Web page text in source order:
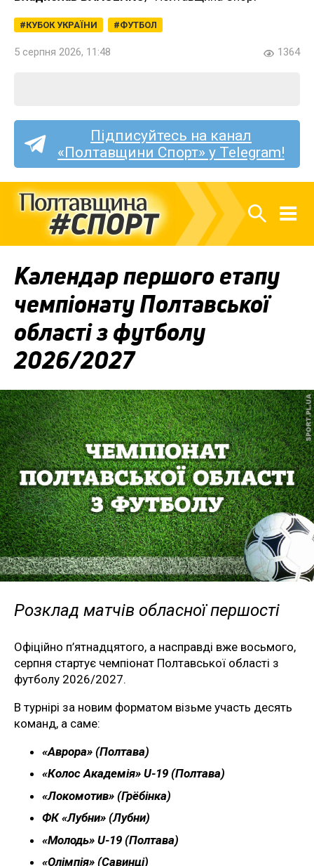
КУБОК УКРАЇНИ ФУТБОЛ
5 серпня 2026, 11:48 1364
Підписуйтесь на канал
«Полтавщини Спорт» у Telegram!
Календар першого етапу
чемпіонату Полтавської
області з футболу
2026/2027
Розклад матчів обласної першості
Офіційно п’ятнадцятого, а насправді вже восьмого,
серпня стартує чемпіонат Полтавської області з
футболу 2026/2027.
В турнірі за новим форматом візьме участь десять
команд, а саме:
«Аврора» (Полтава)
«Колос Академія» U-19 (Полтава)
«Локомотив» (Грёбінка)
ФК «Лубни» (Лубни)
«Молодь» U-19 (Полтава)
«Олімпія» (Савинці)